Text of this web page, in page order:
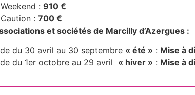
Weekend : 910 €
Caution : 700 €
et sociétés de Marcilly d’Azergues :
du 30 avril au 30 septembre « été » : Mise à
du 1er octobre au 29 avril « hiver » : Mise à